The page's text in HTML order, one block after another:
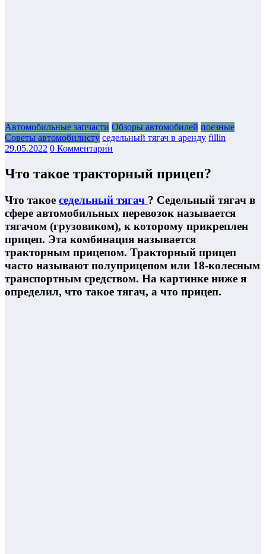
Автомобильные запчасти Обзоры автомобилей поезные
Советы автомобилисту седельный тягач в аренду fillin
29.05.2022 0 Комментарии
Что такое тракторный прицеп?
Что такое седельный тягач ? Седельный тягач в
сфере автомобильных перевозок называется
тягачом (грузовиком), к которому прикреплен
прицеп. Эта комбинация называется
тракторным прицепом. Тракторный прицеп
часто называют полуприцепом или 18-колесным
транспортным средством. На картинке ниже я
определил, что такое тягач, а что прицеп.